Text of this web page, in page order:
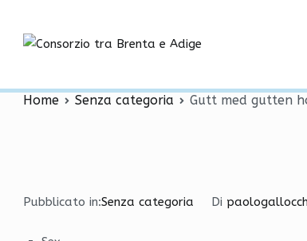
contenuto
Gutt med gutten
Home Senza categoria Gutt med gutten
Pubblicato in:Senza categoria Di